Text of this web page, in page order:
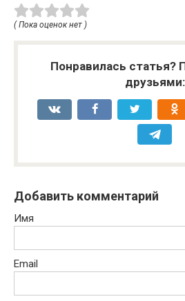
( Пока оценок нет )
Понравилась статья?
друзьями:
Добавить комментарий
Имя
Email